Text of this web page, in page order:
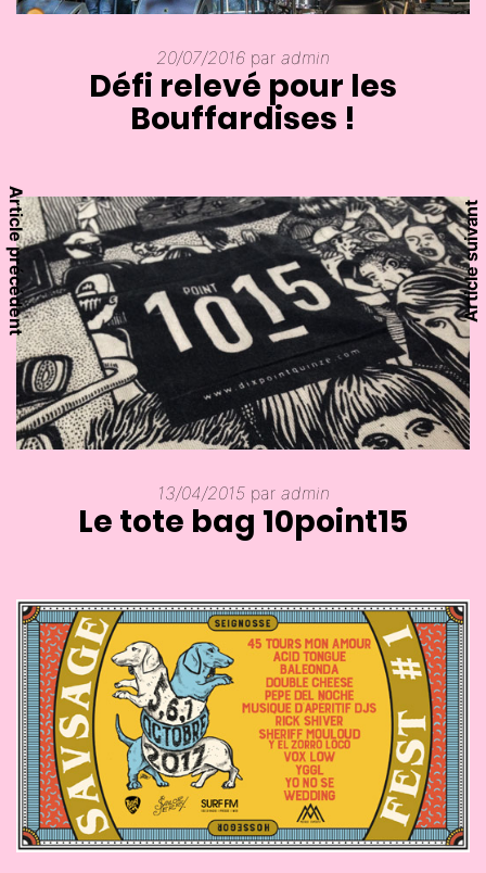
Défi relevé pour les
Bouffardises !
20/07/2016 par admin
Le tote bag 10point15
13/04/2015 par admin
Article précédent Article suivant